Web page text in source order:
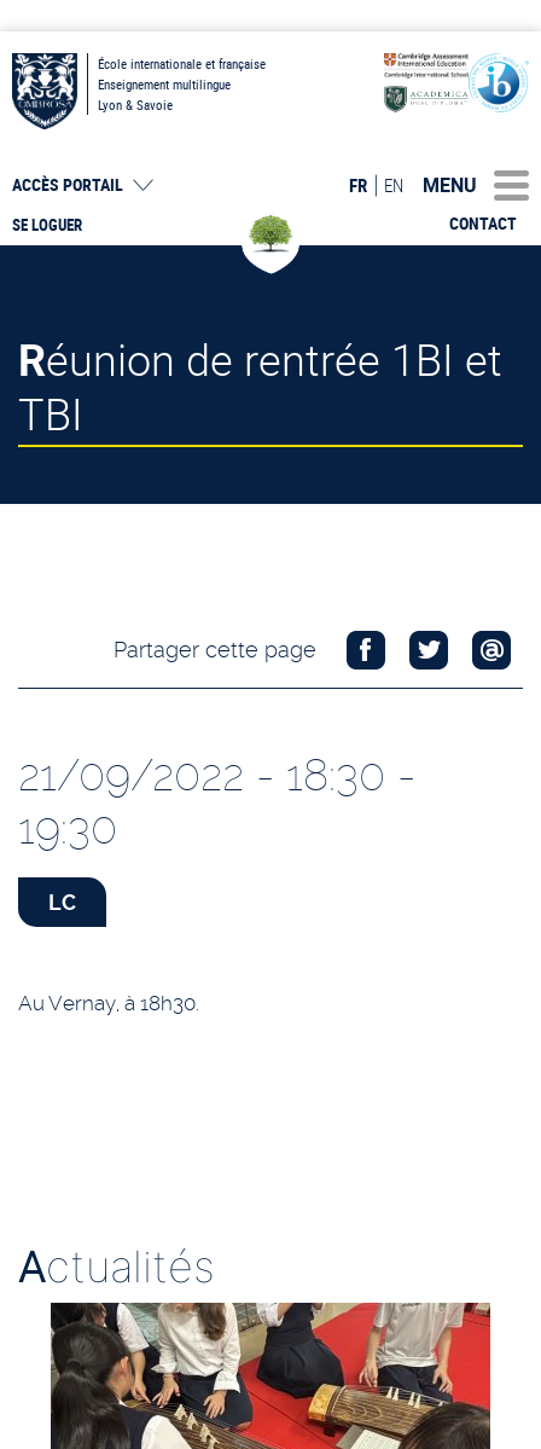
École internationale et française
Enseignement multilingue
Lyon & Savoie
SE LOGUER
ACCÈS PORTAIL
CONTACT
FR EN MENU
Réunion de rentrée 1BI et
TBI
Partager cette page
21/09/2022 - 18:30 -
19:30
LC
Au Vernay, à 18h30.
Actualités